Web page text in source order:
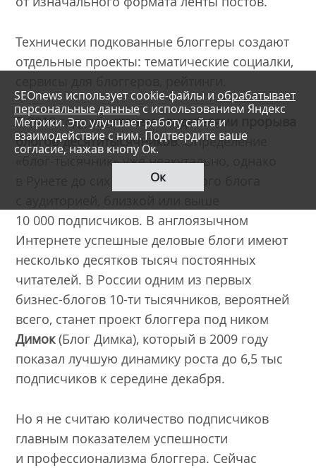
Технически подкованные блоггеры создают
отдельные проекты: тематические социалки,
В 2010 годумы станем свидетелями прорыва
блогов-десятитысячников. Определение
«блог-тысячник» уже неакутально, однако
в Рунете до сих пор нет делового блога
10 000 подписчиков. В англоязычном
Интернете успешные деловые блоги имеют
несколько десятков тысяч постоянных
читателей. В России одним из первых
бизнес-блогов 10-ти тысячников, вероятней
всего, станет проект блоггера под ником
Димок(Блог Димка), который в 2009 году
показал лучшую динамику роста до 6,5 тыс
подписчиков к середине декабря.
Но я не считаю количество подписчиков
главным показателем успешности
и профессионализма блоггера. Сейчас
SEOnews использует cookie-файлы и обрабатывает
персональные данные с использованием Яндекс
Метрики. Это улучшает работу сайта и
взаимодействие с ним. Подтвердите ваше
согласие, нажав кнопу Ок.
Ок